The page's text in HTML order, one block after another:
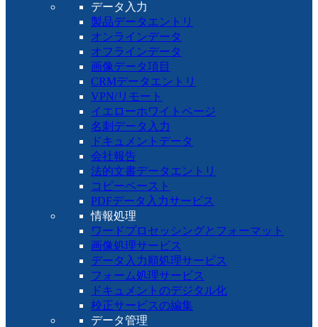
データ入力
製品データエントリ
オンラインデータ
オフラインデータ
画像データ項目
CRMデータエントリ
VPN/リモート
イエローホワイトページ
名刺データ入力
ドキュメントデータ
会社報告
法的文書データエントリ
コピーペースト
PDFデータ入力サービス
情報処理
ワードプロセッシングとフォーマット
画像処理サービス
データ入力順処理サービス
フォーム処理サービス
ドキュメントのデジタル化
校正サービスの編集
データ管理